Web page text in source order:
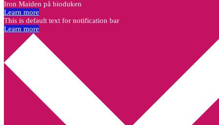
Iron Maiden på bioduken
Learn more
This is default text for notification bar
Learn more